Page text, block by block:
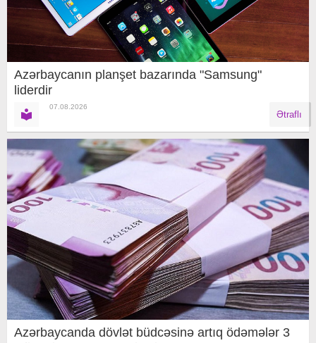
Azərbaycanın planşet bazarında "Samsung"
liderdir
07.08.2026
Ətraflı
Azərbaycanda dövlət büdcəsinə artıq ödəmələr 3